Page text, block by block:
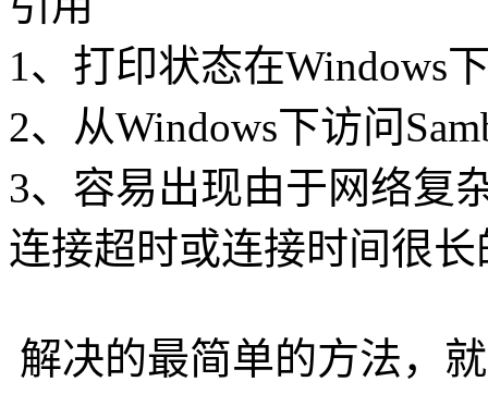
1、打印状态在Windows
2、从Windows下访问
3、容易出现由于网络复
连接超时或连接时间很
解决的最简单的方法，